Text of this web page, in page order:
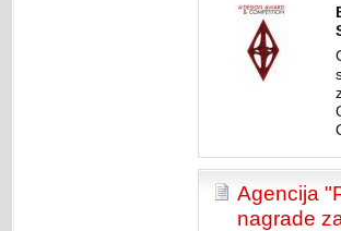
Agencija
nagrade